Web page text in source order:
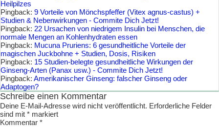
Heilpilzes
Pingback: 9 Vorteile von Mönchspfeffer (Vitex agnus-castus) +
Studien & Nebenwirkungen - Commite Dich Jetzt!
Pingback: 22 Ursachen von niedrigem Insulin bei Menschen, die
normale Mengen an Kohlenhydraten essen
Pingback: Mucuna Pruriens: 6 gesundheitliche Vorteile der
magischen Juckbohne + Studien, Dosis, Risiken
Pingback: 15 Studien-belegte gesundheitliche Wirkungen der
Ginseng-Arten (Panax usw.) - Commite Dich Jetzt!
Pingback: Amerikanischer Ginseng: falscher Ginseng oder
Adaptogen?
Schreibe einen Kommentar
Deine E-Mail-Adresse wird nicht veröffentlicht. Erforderliche Felder
sind mit * markiert
Kommentar *